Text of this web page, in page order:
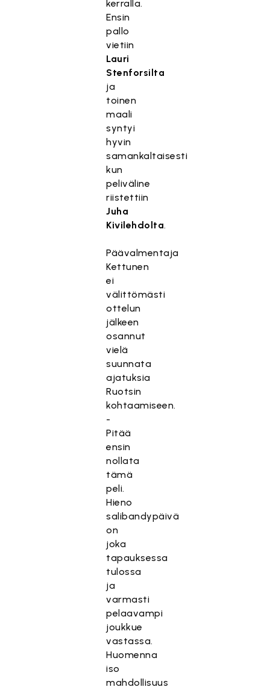
kerralla.
Ensin
pallo
vietiin
Lauri
Stenforsilta
ja
toinen
maali
syntyi
hyvin
samankaltaisesti
kun
peliväline
riistettiin
Juha
Kivilehdolta.
Päävalmentaja
Kettunen
ei
välittömästi
ottelun
jälkeen
osannut
vielä
suunnata
ajatuksia
Ruotsin
kohtaamiseen.
-
Pitää
ensin
nollata
tämä
peli.
Hieno
salibandypäivä
on
joka
tapauksessa
tulossa
ja
varmasti
pelaavampi
joukkue
vastassa.
Huomenna
iso
mahdollisuus